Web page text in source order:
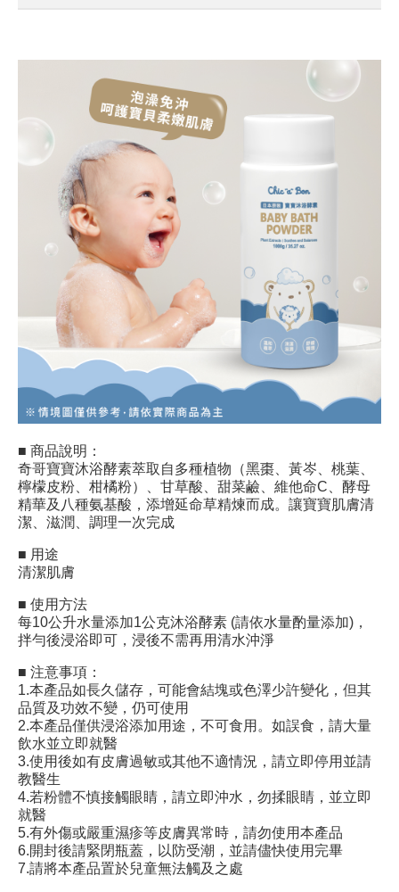
■ 商品說明：
奇哥寶寶沐浴酵素萃取自多種植物（黑棗、黃岑、桃葉、
檸檬皮粉、柑橘粉）、甘草酸、甜菜鹼、維他命C、酵母
精華及八種氨基酸，添增延命草精煉而成。讓寶寶肌膚清
潔、滋潤、調理一次完成
■ 用途
清潔肌膚
■ 使用方法
每10公升水量添加1公克沐浴酵素 (請依水量酌量添加)，
拌勻後浸浴即可，浸後不需再用清水沖淨
■ 注意事項：
1.本產品如長久儲存，可能會結塊或色澤少許變化，但其
品質及功效不變，仍可使用
2.本產品僅供浸浴添加用途，不可食用。如誤食，請大量
飲水並立即就醫
3.使用後如有皮膚過敏或其他不適情況，請立即停用並請
教醫生
4.若粉體不慎接觸眼睛，請立即沖水，勿揉眼睛，並立即
就醫
5.有外傷或嚴重濕疹等皮膚異常時，請勿使用本產品
6.開封後請緊閉瓶蓋，以防受潮，並請儘快使用完畢
7.請將本產品置於兒童無法觸及之處